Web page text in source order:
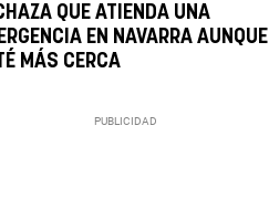
QUE ATIENDA UNA
EN NAVARRA AUNQUE
MÁS CERCA